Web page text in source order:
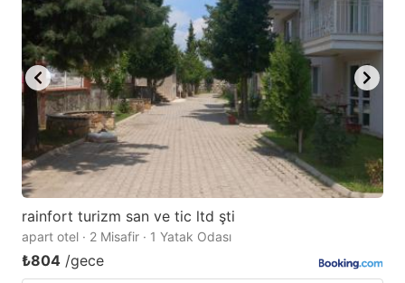
rainfort turizm san ve tic ltd şti
apart otel · 2 Misafir · 1 Yatak Odası
₺804 /gece